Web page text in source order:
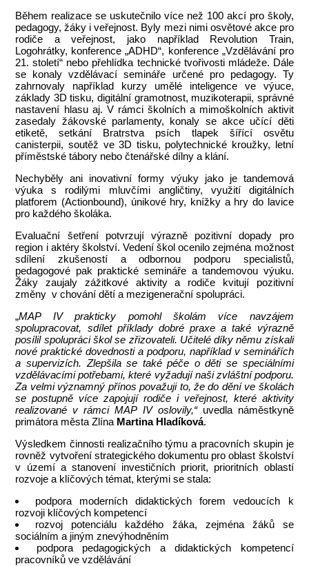
Během realizace se uskutečnilo více než 100 akcí pro školy,
pedagogy, žáky i veřejnost. Byly mezi nimi osvětové akce pro
rodiče a veřejnost, jako například Revolution Train,
Logohrátky, konference „ADHD“, konference „Vzdělávání pro
21. století“ nebo přehlídka technické tvořivosti mládeže. Dále
se konaly vzdělávací semináře určené pro pedagogy. Ty
zahrnovaly například kurzy umělé inteligence ve výuce,
základy 3D tisku, digitální gramotnost, muzikoterapii, správné
nastavení hlasu aj. V rámci školních a mimoškolních aktivit
zasedaly žákovské parlamenty, konaly se akce učící děti
etiketě, setkání Bratrstva psích tlapek šířící osvětu
canisterpii, soutěž ve 3D tisku, polytechnické kroužky, letní
příměstské tábory nebo čtenářské dílny a klání.
Nechyběly ani inovativní formy výuky jako je tandemová
výuka s rodilými mluvčími angličtiny, využití digitálních
platforem (Actionbound), únikové hry, knížky a hry do lavice
pro každého školáka.
Evaluační šetření potvrzují výrazně pozitivní dopady pro
region i aktéry školství. Vedení škol ocenilo zejména možnost
sdílení zkušeností a odbornou podporu specialistů,
pedagogové pak praktické semináře a tandemovou výuku.
Žáky zaujaly zážitkové aktivity a rodiče kvitují pozitivní
změny v chování dětí a mezigenerační spolupráci.
„MAP IV prakticky pomohl školám více navzájem
spolupracovat, sdílet příklady dobré praxe a také výrazně
posílil spolupráci škol se zřizovateli. Učitelé díky němu získali
nové praktické dovednosti a podporu, například v seminářích
a supervizích. Zlepšila se také péče o děti se speciálními
vzdělávacími potřebami, které vyžadují naši zvláštní podporu.
Za velmi významný přínos považuji to, že do dění ve školách
se postupně více zapojují rodiče i veřejnost, které aktivity
realizované v rámci MAP IV oslovily,“ uvedla náměstkyně
primátora města Zlína Martina Hladíková.
Výsledkem činnosti realizačního týmu a pracovních skupin je
rovněž vytvoření strategického dokumentu pro oblast školství
v území a stanovení investičních priorit, prioritních oblastí
rozvoje a klíčových témat, kterými se stala:
podpora moderních didaktických forem vedoucích k
rozvoji klíčových kompetencí
rozvoj potenciálu každého žáka, zejména žáků se
sociálním a jiným znevýhodněním
podpora pedagogických a didaktických kompetencí
pracovníků ve vzdělávání